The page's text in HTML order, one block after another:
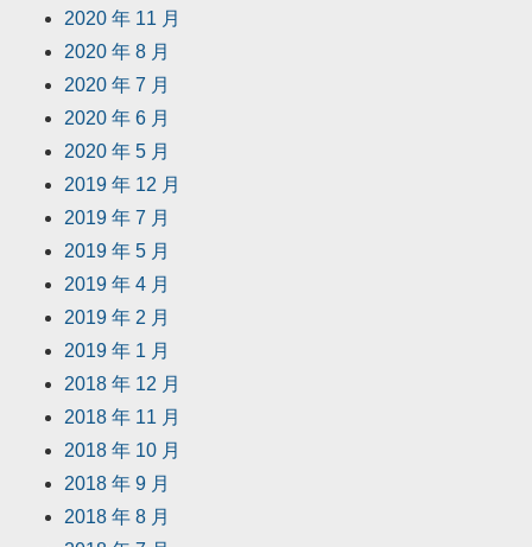
2020 年 11 月
2020 年 8 月
2020 年 7 月
2020 年 6 月
2020 年 5 月
2019 年 12 月
2019 年 7 月
2019 年 5 月
2019 年 4 月
2019 年 2 月
2019 年 1 月
2018 年 12 月
2018 年 11 月
2018 年 10 月
2018 年 9 月
2018 年 8 月